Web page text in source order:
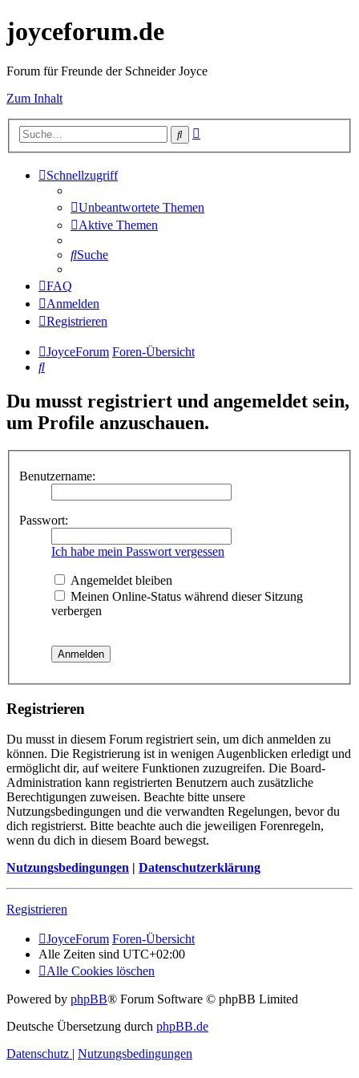
joyceforum.de
Forum für Freunde der Schneider Joyce
Zum Inhalt
Suche
Schnellzugriff
Unbeantwortete Themen
Aktive Themen
Suche
FAQ
Anmelden
Registrieren
JoyceForum Foren-Übersicht
Suche
Du musst registriert und angemeldet sein,
um Profile anzuschauen.
Benutzername:
Passwort:
Ich habe mein Passwort vergessen
Angemeldet bleiben
Meinen Online-Status während dieser Sitzung
verbergen
Registrieren
Du musst in diesem Forum registriert sein, um dich anmelden zu
können. Die Registrierung ist in wenigen Augenblicken erledigt und
ermöglicht dir, auf weitere Funktionen zuzugreifen. Die Board-
Administration kann registrierten Benutzern auch zusätzliche
Berechtigungen zuweisen. Beachte bitte unsere
Nutzungsbedingungen und die verwandten Regelungen, bevor du
dich registrierst. Bitte beachte auch die jeweiligen Forenregeln,
wenn du dich in diesem Board bewegst.
Nutzungsbedingungen | Datenschutzerklärung
Registrieren
JoyceForum Foren-Übersicht
Alle Zeiten sind UTC+02:00
Alle Cookies löschen
Powered by phpBB® Forum Software © phpBB Limited
Deutsche Übersetzung durch phpBB.de
Datenschutz | Nutzungsbedingungen